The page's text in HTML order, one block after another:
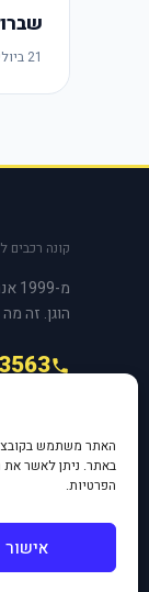
הפרטיות.
אישור
21 ביולי 2026
קונה רכבים
מ-
הוגן. זה